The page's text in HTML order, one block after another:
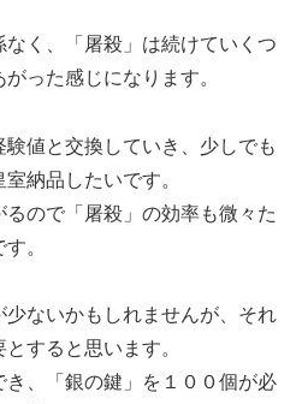
く、「屠殺」は続けていくつ
った感じになります。
験値と交換していき、少しでも
納品したいです。
ので「屠殺」の効率も微々た
。
少ないかもしれませんが、それ
すると思います。
き、「銀の鍵」を１００個が必